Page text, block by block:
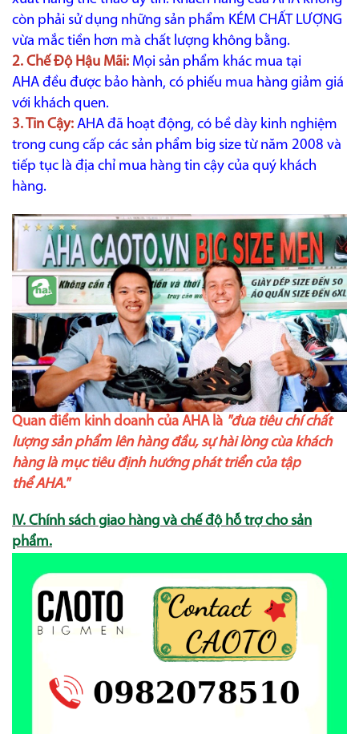
còn phải sử dụng những sản phẩm KÉM CHẤT LƯỢNG
vừa mắc tiền hơn mà chất lượng không bằng.
2. Chế Độ Hậu Mãi: Mọi sản phẩm khác mua tại
AHA đều được bảo hành, có phiếu mua hàng giảm giá
với khách quen.
3. Tin Cậy: AHA đã hoạt động, có bề dày kinh nghiệm
trong cung cấp các sản phẩm big size từ năm 2008 và
tiếp tục là địa chỉ mua hàng tin cậy của quý khách
hàng.
Quan điểm kinh doanh của AHA là "đưa tiêu chí chất
lượng sản phẩm lên hàng đầu, sự hài lòng cùa khách
hàng là mục tiêu định hướng phát triển của tập
thể AHA."
IV. Chính sách giao hàng và chế độ hỗ trợ cho sản
phẩm.